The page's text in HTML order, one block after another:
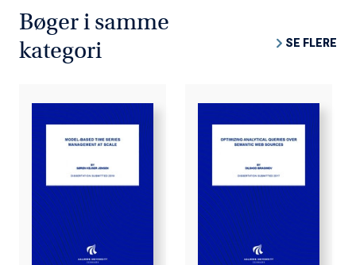
Bøger i samme
kategori
SE FLERE